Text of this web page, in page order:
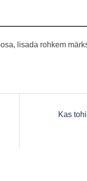
lisada rohkem
Kas